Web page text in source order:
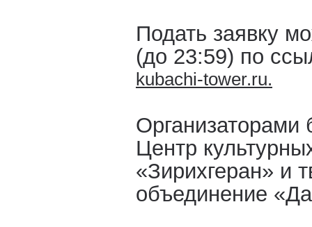
Подать заявку
(до 23:59) по
kubachi-tower.ru.
Организаторами
Центр
«Зирихгеран» и
объединение